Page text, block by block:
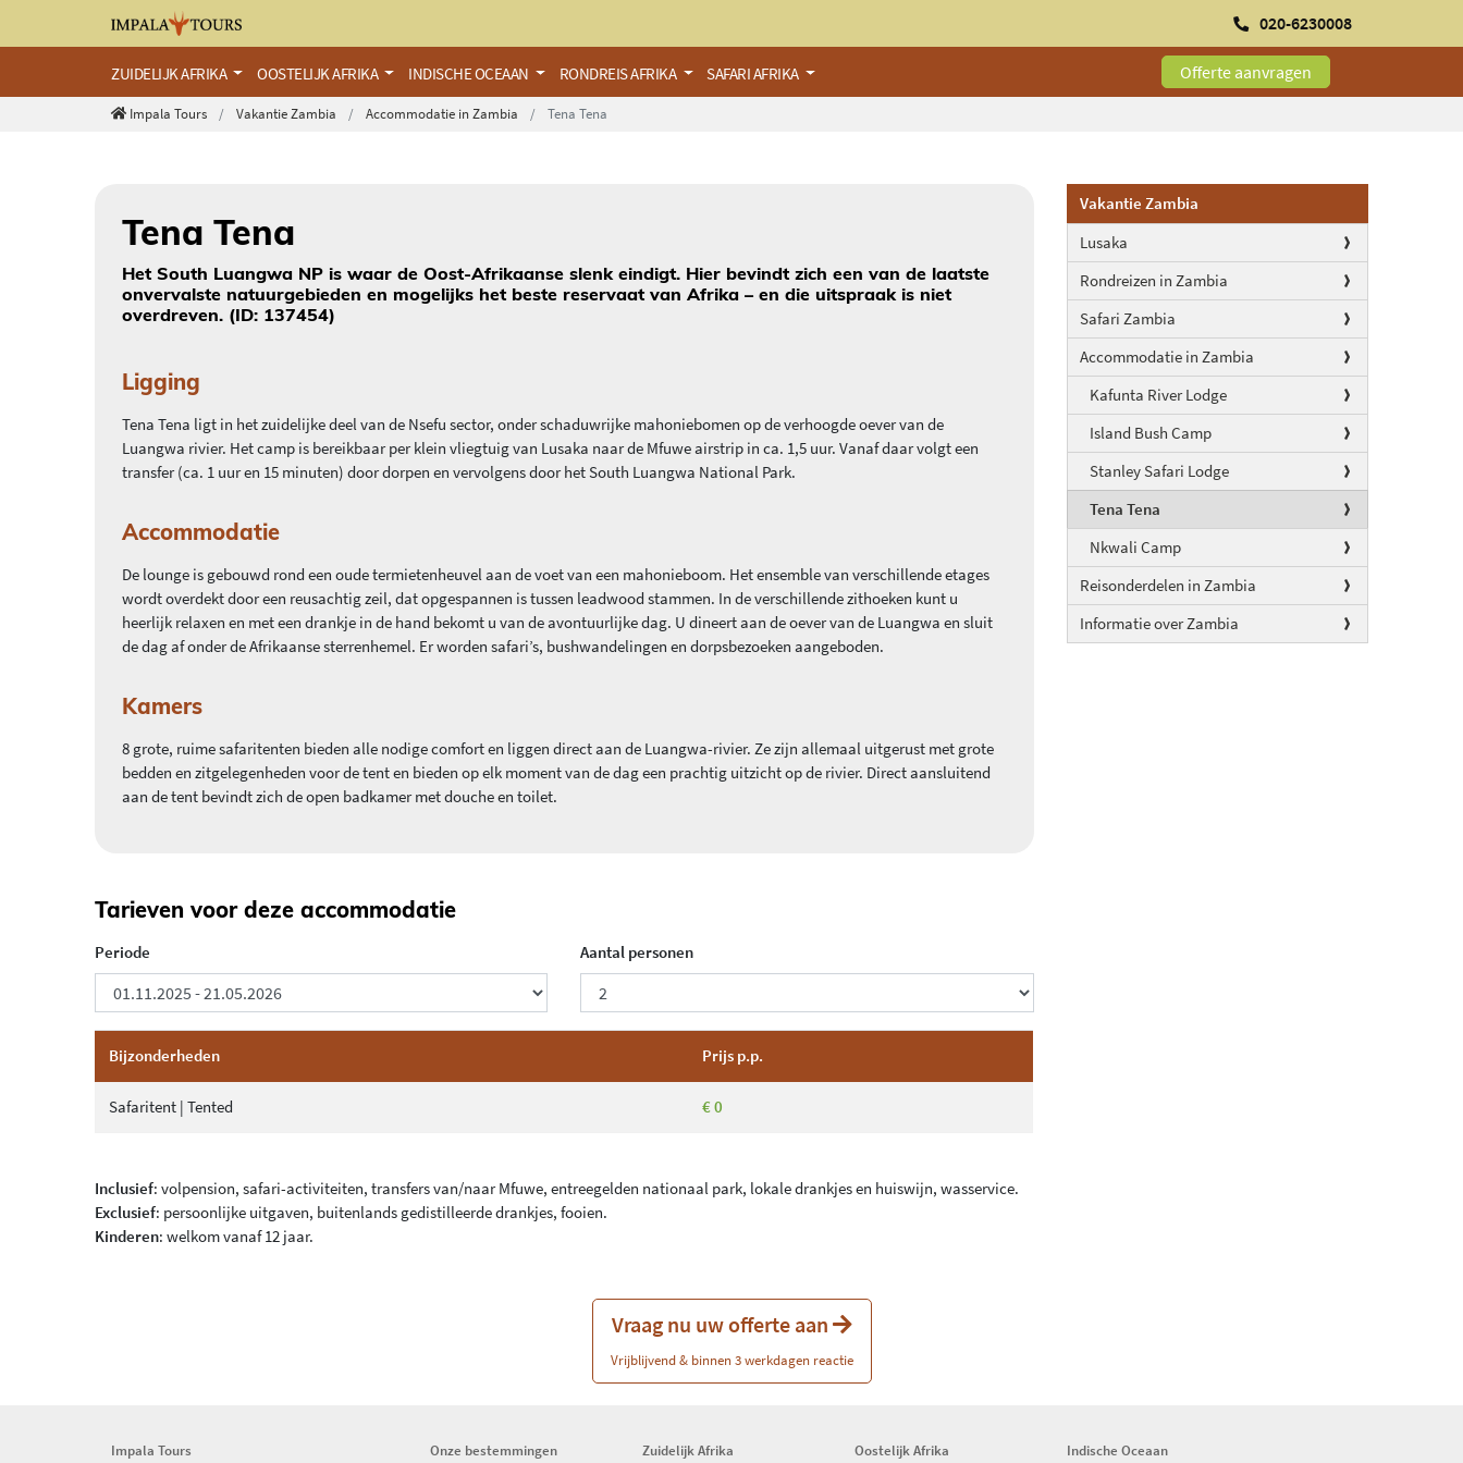
020-6230008
ZUIDELIJK AFRIKA OOSTELIJK AFRIKA INDISCHE OCEAAN RONDREIS AFRIKA SAFARI AFRIKA Offerte aanvragen
Impala Tours Vakantie Zambia Accommodatie in Zambia Tena Tena
Vakantie Zambia
Lusaka
Rondreizen in Zambia
Safari Zambia
Accommodatie in Zambia
Kafunta River Lodge
Island Bush Camp
Stanley Safari Lodge
Tena Tena
Nkwali Camp
Reisonderdelen in Zambia
Informatie over Zambia
Tena Tena
Het South Luangwa NP is waar de Oost-Afrikaanse slenk eindigt. Hier bevindt zich een van de laatste
onvervalste natuurgebieden en mogelijks het beste reservaat van Afrika – en die uitspraak is niet
overdreven. (ID: 137454)
Ligging
Tena Tena ligt in het zuidelijke deel van de Nsefu sector, onder schaduwrijke mahoniebomen op de verhoogde oever van de
Luangwa rivier. Het camp is bereikbaar per klein vliegtuig van Lusaka naar de Mfuwe airstrip in ca. 1,5 uur. Vanaf daar volgt een
transfer (ca. 1 uur en 15 minuten) door dorpen en vervolgens door het South Luangwa National Park.
Accommodatie
De lounge is gebouwd rond een oude termietenheuvel aan de voet van een mahonieboom. Het ensemble van verschillende etages
wordt overdekt door een reusachtig zeil, dat opgespannen is tussen leadwood stammen. In de verschillende zithoeken kunt u
heerlijk relaxen en met een drankje in de hand bekomt u van de avontuurlijke dag. U dineert aan de oever van de Luangwa en sluit
de dag af onder de Afrikaanse sterrenhemel. Er worden safari’s, bushwandelingen en dorpsbezoeken aangeboden.
Kamers
8 grote, ruime safaritenten bieden alle nodige comfort en liggen direct aan de Luangwa-rivier. Ze zijn allemaal uitgerust met grote
bedden en zitgelegenheden voor de tent en bieden op elk moment van de dag een prachtig uitzicht op de rivier. Direct aansluitend
aan de tent bevindt zich de open badkamer met douche en toilet.
Tarieven voor deze accommodatie
Periode Aantal personen
Bijzonderheden Prijs p.p.
Safaritent | Tented € 0
Inclusief: volpension, safari-activiteiten, transfers van/naar Mfuwe, entreegelden nationaal park, lokale drankjes en huiswijn, wasservice.
Exclusief: persoonlijke uitgaven, buitenlands gedistilleerde drankjes, fooien.
Kinderen: welkom vanaf 12 jaar.
Vraag nu uw offerte aan
Vrijblijvend & binnen 3 werkdagen reactie
Impala Tours
Onze bestemmingen
Zuidelijk Afrika
Oostelijk Afrika
Indische Oceaan